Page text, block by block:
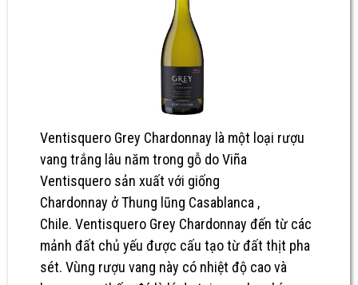
Ventisquero Grey Chardonnay là một loại rượu
vang trắng lâu năm trong gỗ do Viña
Ventisquero sản xuất với giống
Chardonnay ở Thung lũng Casablanca ,
Chile. Ventisquero Grey Chardonnay đến từ các
mảnh đất chủ yếu được cấu tạo từ đất thịt pha
sét. Vùng rượu vang này có nhiệt độ cao và